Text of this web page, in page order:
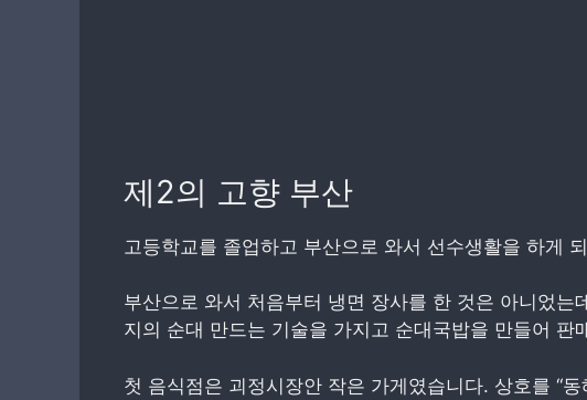
제2의 고향 부산
고등학교를 졸업하고 부산으로 와서 선수생활을 하게
부산으로 와서 처음부터 냉면 장사를 한 것은 아니었
지의 순대 만드는 기술을 가지고 순대국밥을 만들어 판
첫 음식점은 괴정시장안 작은 가게였습니다. 상호를 “